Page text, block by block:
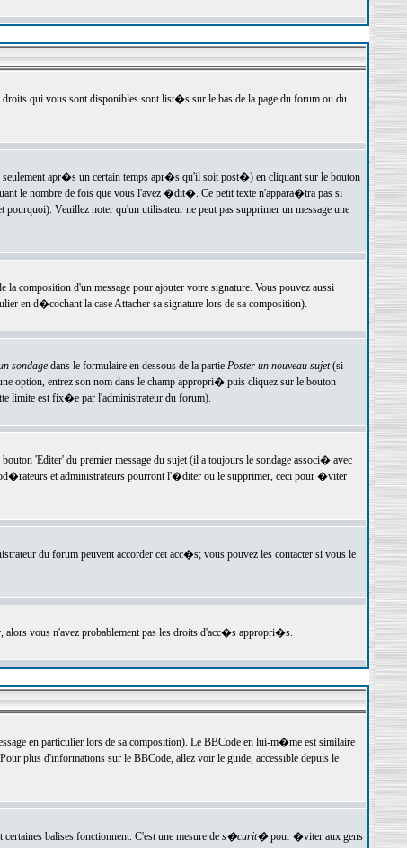
qui vous sont disponibles sont list�s sur le bas de la page du forum ou du
apr�s un certain temps apr�s qu'il soit post�) en cliquant sur le bouton
le nombre de fois que vous l'avez �dit�. Ce petit texte n'appara�tra pas si
Veuillez noter qu'un utilisateur ne peut pas supprimer un message une
la composition d'un message pour ajouter votre signature. Vous pouvez aussi
en d�cochant la case Attacher sa signature lors de sa composition).
sondagedans le formulaire en dessous de la partie Poster un nouveau sujet(si
option, entrez son nom dans le champ appropri� puis cliquez sur le bouton
limite est fix�e par l'administrateur du forum).
'Editer' du premier message du sujet (il a toujours le sondage associ� avec
et administrateurs pourront l'�diter ou le supprimer, ceci pour �viter
du forum peuvent accorder cet acc�s; vous pouvez les contacter si vous le
vous n'avez probablement pas les droits d'acc�s appropri�s.
en particulier lors de sa composition). Le BBCode en lui-m�me est similaire
plus d'informations sur le BBCode, allez voir le guide, accessible depuis le
balises fonctionnent. C'est une mesure de s�curit�pour �viter aux gens